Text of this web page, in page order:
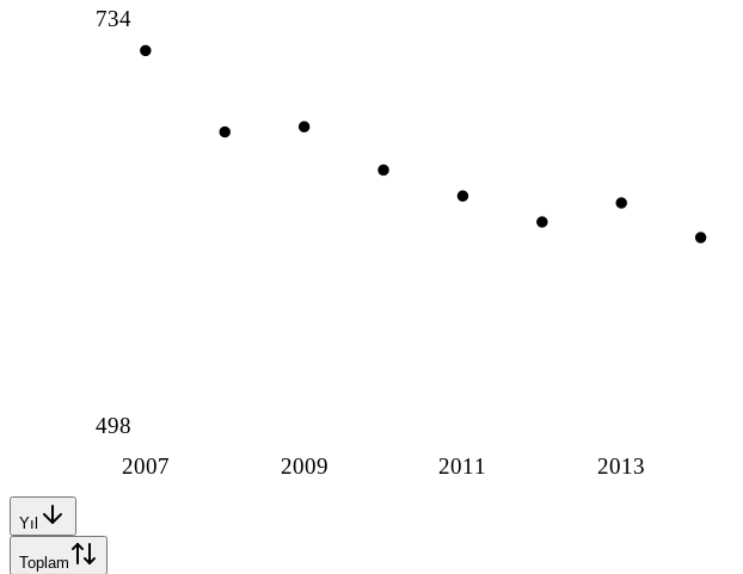
2007 2009 2011 2013
734
498
Yıl
Toplam